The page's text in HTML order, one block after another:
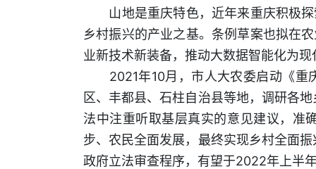
山地是重庆特色，近年来重庆积极探
乡村振兴的产业之基。条例草案也拟在
业新技术新装备，推动大数据智能化为
2021年10月，市人大农委启动《重
区、丰都县、石柱自治县等地，调研各
法中注重听取基层真实的意见建议，准
步、农民全面发展，最终实现乡村全面
政府立法审查程序，有望于2022年上半